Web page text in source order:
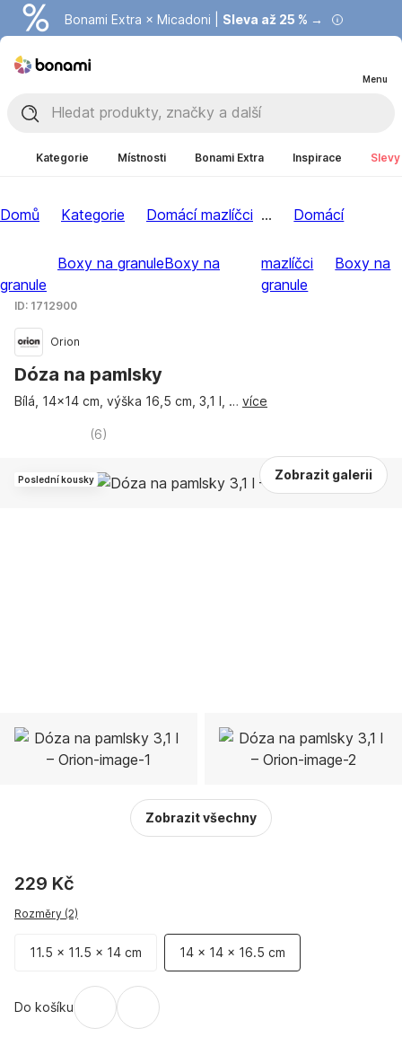
Bonami Extra × Micadoni | Sleva až 25 % →
Summer Sale | Ušetřete až 40 % →
Menu
Kategorie Místnosti Bonami Extra Inspirace
Domů Kategorie Domácí mazlíčci
Boxy na granuleBoxy na
granule
... Domácí
mazlíčci
Boxy na
granule
Zobrazit galerii
Zobrazit všechny
Poslední kousky
ID: 1712900
Orion
Dóza na pamlsky
Bílá, 14x14 cm, výška 16,5 cm, 3,1 l , … více
(6)
229 Kč
Rozměry (2)
11.5 x 11.5 x 14 cm 14 x 14 x 16.5 cm
Do košíku